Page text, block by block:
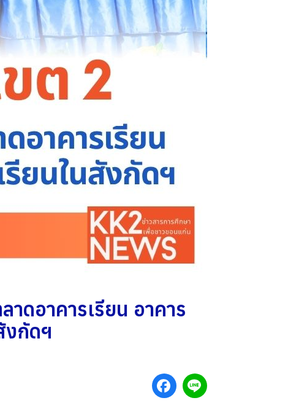
ดอาคารเรียน อาคาร
งกัดฯ